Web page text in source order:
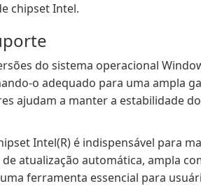
chipset Intel.
do sistema operacional
o adequado para uma ampla
ajudam a manter a estabilidade
Intel(R) é indispensável para
atualização automática, ampla
ferramenta essencial para